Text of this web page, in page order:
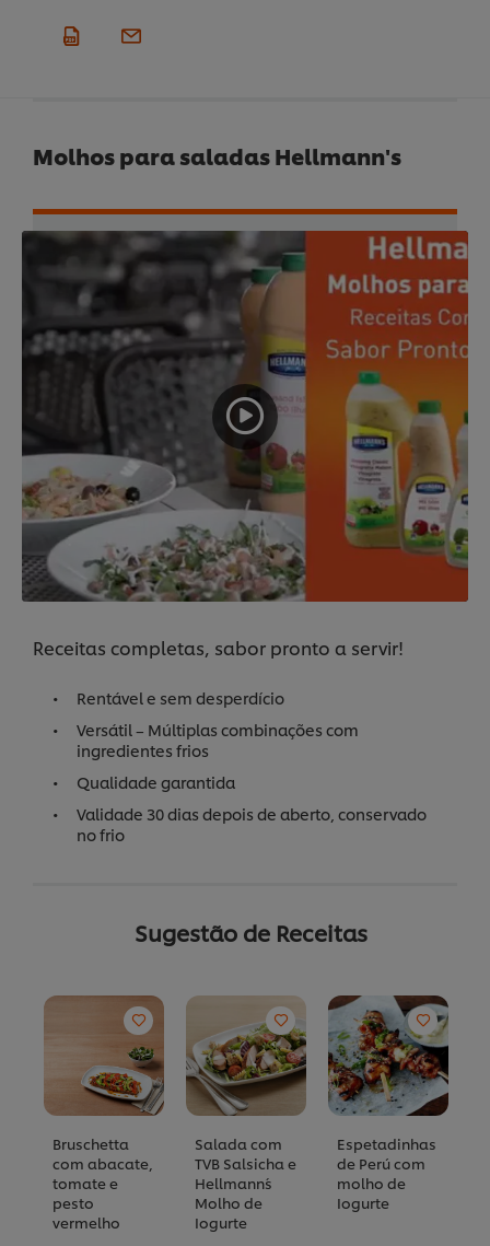
Molhos para saladas Hellmann's
Receitas completas, sabor pronto a servir!
Rentável e sem desperdício
Versátil – Múltiplas combinações com
ingredientes frios
Qualidade garantida
Validade 30 dias depois de aberto, conservado
no frio
Sugestão de Receitas
Bruschetta
com abacate,
tomate e
pesto
vermelho
Salada com
TVB Salsicha e
Hellmann´s
Molho de
Iogurte
Espetadinhas
de Perú com
molho de
Iogurte
Utilizamos cookies (e técnicas semelhantes) para